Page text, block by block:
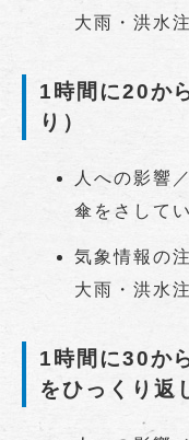
大雨・洪水
1時間に20か
り）
人への影響
傘をさして
気象情報の
大雨・洪水
1時間に30か
をひっくり返